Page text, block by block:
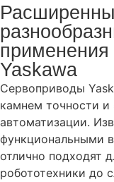
применения
Yaskawa
Сервоприводы
камнем точности
автоматизации.
функциональными
отлично подходят
робототехники до